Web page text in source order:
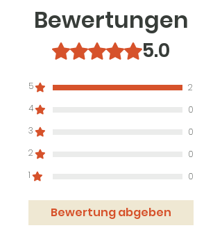
Bewertungen
Mit 5 von 5 Sternen bewertet.
5.0
5
2
4
0
3
0
2
0
1
0
Bewertung abgeben